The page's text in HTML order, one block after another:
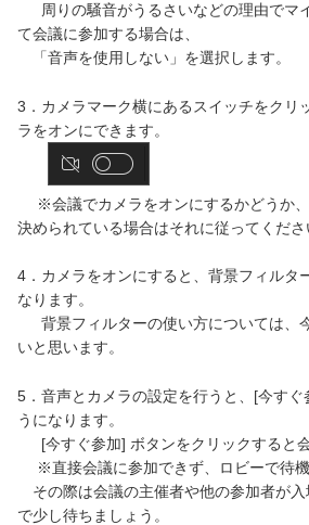
周りの騒音がうるさいなどの理由でマ
て会議に参加する場合は、
「音声を使用しない」を選択します。
3．カメラマーク横にあるスイッチをクリ
ラをオンにできます。
※会議でカメラをオンにするかどうか
決められている場合はそれに従ってくださ
4．カメラをオンにすると、背景フィルタ
なります。
背景フィルターの使い方については、
いと思います。
5．音声とカメラの設定を行うと、[今すぐ
うになります。
[今すぐ参加] ボタンをクリックすると会
※直接会議に参加できず、ロビーで待機
その際は会議の主催者や他の参加者が入
で少し待ちましょう。